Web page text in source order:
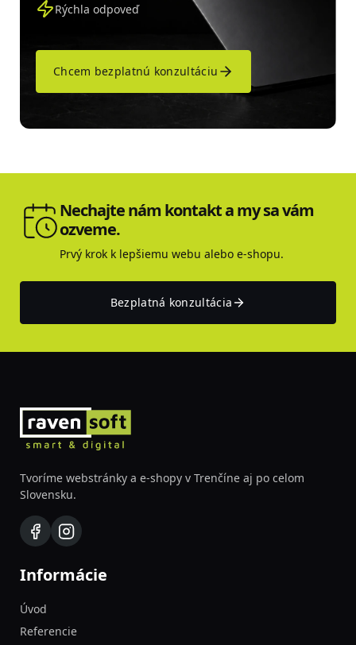
Rýchla odpoveď
Chcem bezplatnú konzultáciu
Nechajte nám kontakt a my sa vám
ozveme.
Prvý krok k lepšiemu webu alebo e-shopu.
Bezplatná konzultácia
Tvoríme webstránky a e-shopy v Trenčíne aj po celom
Slovensku.
Informácie
Úvod
Referencie